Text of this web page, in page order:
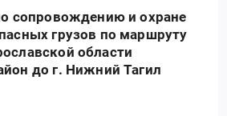
сопровождению и охране
грузов по маршруту
области
до г. Нижний Тагил